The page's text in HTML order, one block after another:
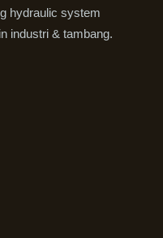
hydraulic system
industri & tambang.